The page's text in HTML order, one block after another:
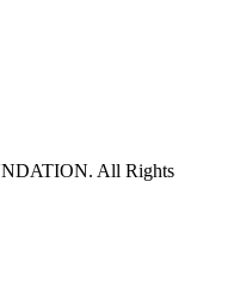
All Rights